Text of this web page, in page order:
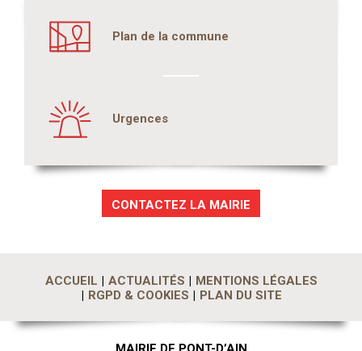
Plan de la commune
Urgences
CONTACTEZ LA MAIRIE
ACCUEIL ACTUALITÉS
MENTIONS LÉGALES
RGPD & COOKIES
PLAN DU SITE